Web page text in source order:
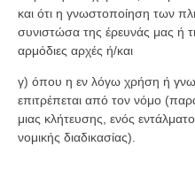
και ότι η γνωστοποίηση των
συνιστώσα της έρευνάς μας ή
αρμόδιες αρχές ή/και
γ) όπου η εν λόγω χρήση ή
επιτρέπεται από τον νόμο
μιας κλήτευσης, ενός
νομικής διαδικασίας).